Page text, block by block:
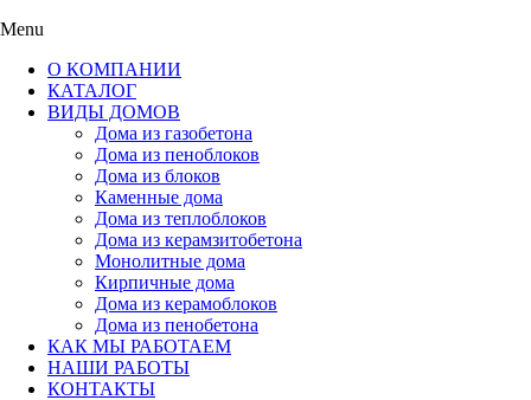
Menu
О КОМПАНИИ
КАТАЛОГ
ВИДЫ ДОМОВ
Дома из газобетона
Дома из пеноблоков
Дома из блоков
Каменные дома
Дома из теплоблоков
Дома из керамзитобетона
Монолитные дома
Кирпичные дома
Дома из керамоблоков
Дома из пенобетона
КАК МЫ РАБОТАЕМ
НАШИ РАБОТЫ
КОНТАКТЫ